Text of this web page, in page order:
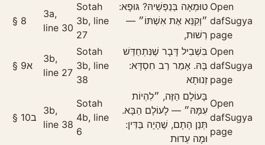
§ 8
3a,
line 30
Sotah
3b, line
27
טוּמְאָה בְּנַפְשֵׁיהּ? גּוּפָא:
״וְקִנֵּא אֶת אִשְׁתּוֹ״ —
רְשׁוּת,
Open
dafSugya
page
§ 9א
3b,
line 27
Sotah
3b, line
38
בִּשְׁבִיל דָּבָר שֶׁנִּתְחַדֵּשׁ
בָּהּ. אָמַר רַב חִסְדָּא:
זְנוּתָא
Open
dafSugya
page
§ 10ב
3b,
line 38
Sotah
4b, line
6
בָּעוֹלָם הַזֶּה, ״לִהְיוֹת
עִמָּהּ״ — לָעוֹלָם הַבָּא.
תְּנַן הָתָם, שֶׁהָיָה בַּדִּין:
וּמָה עֵדוּת
Open
dafSugya
page